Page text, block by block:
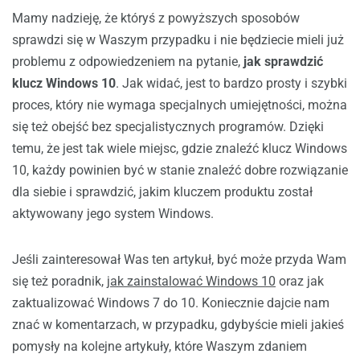
Mamy nadzieję, że któryś z powyższych sposobów
sprawdzi się w Waszym przypadku i nie będziecie mieli już
problemu z odpowiedzeniem na pytanie, jak sprawdzić
klucz Windows 10. Jak widać, jest to bardzo prosty i szybki
proces, który nie wymaga specjalnych umiejętności, można
się też obejść bez specjalistycznych programów. Dzięki
temu, że jest tak wiele miejsc, gdzie znaleźć klucz Windows
10, każdy powinien być w stanie znaleźć dobre rozwiązanie
dla siebie i sprawdzić, jakim kluczem produktu został
aktywowany jego system Windows.
Jeśli zainteresował Was ten artykuł, być może przyda Wam
się też poradnik, jak zainstalować Windows 10 oraz jak
zaktualizować Windows 7 do 10. Koniecznie dajcie nam
znać w komentarzach, w przypadku, gdybyście mieli jakieś
pomysły na kolejne artykuły, które Waszym zdaniem